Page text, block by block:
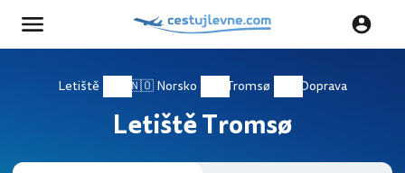
Letiště 🇳🇴 Norsko Tromsø Doprava
Letiště Tromsø